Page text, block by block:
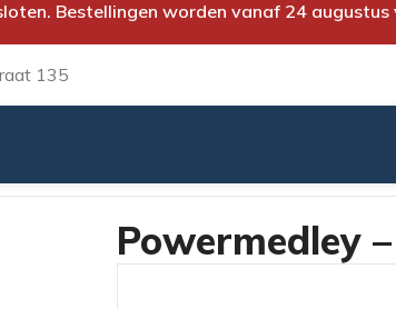
Bestellingen worden vanaf 24 augustus
135
Powermedley